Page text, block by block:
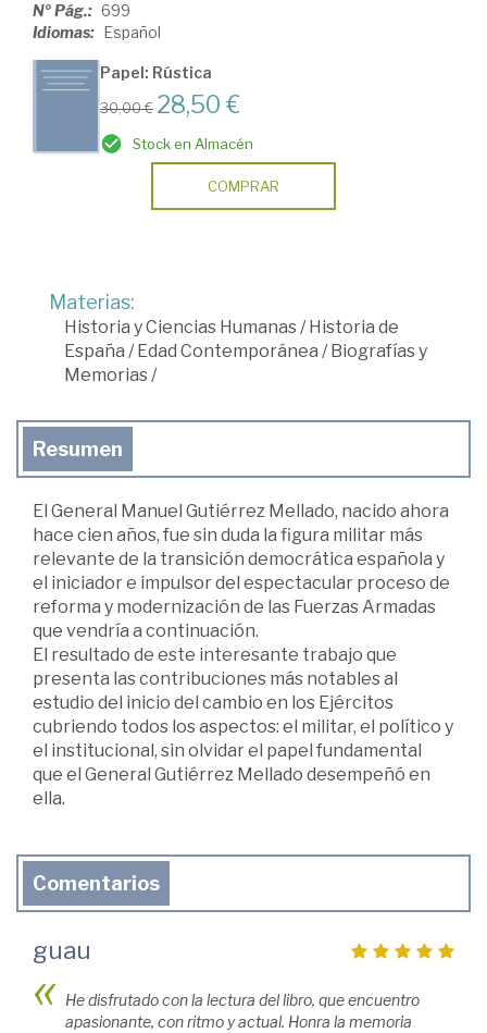
Nº Pág.: 699
Idiomas: Español
Papel: Rústica
30,00 € 28,50 €
Stock en Almacén
COMPRAR
Materias:
Historia y Ciencias Humanas/ Historia de
España / Edad Contemporánea / Biografías y
Memorias/
Resumen
El General Manuel Gutiérrez Mellado, nacido ahora
hace cien años, fue sin duda la figura militar más
relevante de la transición democrática española y
el iniciador e impulsor del espectacular proceso de
reforma y modernización de las Fuerzas Armadas
que vendría a continuación.
El resultado de este interesante trabajo que
presenta las contribuciones más notables al
estudio del inicio del cambio en los Ejércitos
cubriendo todos los aspectos: el militar, el político y
el institucional, sin olvidar el papel fundamental
que el General Gutiérrez Mellado desempeñó en
ella.
Comentarios
guau
He disfrutado con la lectura del libro, que encuentro
apasionante, con ritmo y actual. Honra la memoria